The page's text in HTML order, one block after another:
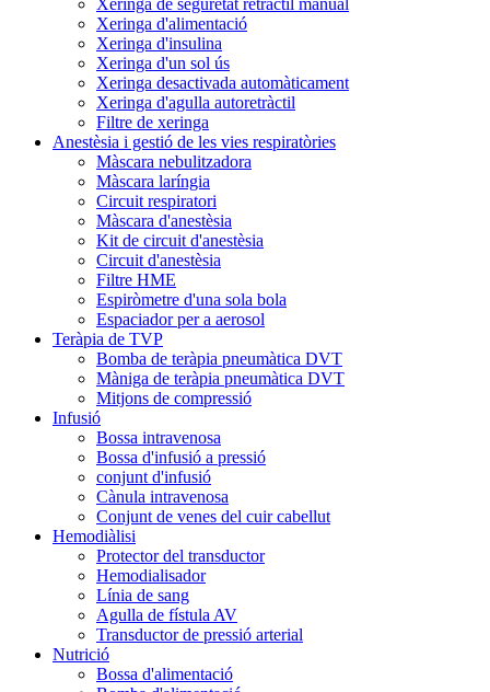
Xeringa d'alimentació
Xeringa d'insulina
Xeringa d'un sol ús
Xeringa desactivada automàticament
Xeringa d'agulla autoretràctil
Filtre de xeringa
Anestèsia i gestió de les vies respiratòries
Màscara nebulitzadora
Màscara laríngia
Circuit respiratori
Màscara d'anestèsia
Kit de circuit d'anestèsia
Circuit d'anestèsia
Filtre HME
Espiròmetre d'una sola bola
Espaciador per a aerosol
Teràpia de TVP
Bomba de teràpia pneumàtica DVT
Màniga de teràpia pneumàtica DVT
Mitjons de compressió
Infusió
Bossa intravenosa
Bossa d'infusió a pressió
conjunt d'infusió
Cànula intravenosa
Conjunt de venes del cuir cabellut
Hemodiàlisi
Protector del transductor
Hemodialisador
Línia de sang
Agulla de fístula AV
Transductor de pressió arterial
Nutrició
Bossa d'alimentació